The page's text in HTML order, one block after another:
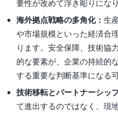
要性が改めて浮き彫りになり
海外拠点戦略の多角化： 生
や市場規模といった経済合
ります。安全保障、技術協
的な要素が、企業の持続的
する重要な判断基準になる
技術移転とパートナーシッ
て進出するのではなく、現